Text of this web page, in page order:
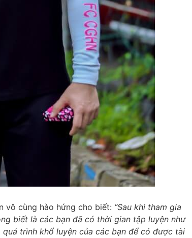
vô cùng hào hứng cho biết: “Sau khi tham gia
biết là các bạn đã có thời gian tập luyện như
trình khổ luyện của các bạn để có được tài